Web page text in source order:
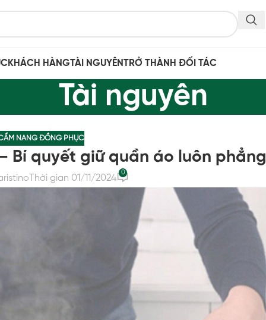
KHÁCH HÀNGTÀI NGUYÊNTRỞ THÀNH ĐỐI TÁC
Tài nguyên
NANG ĐỒNG PHỤC
Bí quyết giữ quần áo luôn
Thời gian 01/11/2024
0